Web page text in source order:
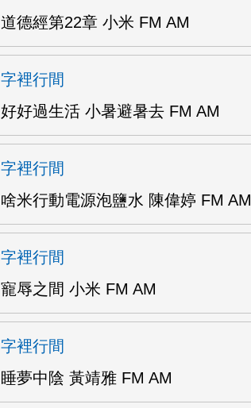
道德經第22章 小米 FM AM
字裡行間
好好過生活 小暑避暑去 FM AM
字裡行間
啥米行動電源泡鹽水 陳偉婷 FM AM
字裡行間
寵辱之間 小米 FM AM
字裡行間
睡夢中陰 黃靖雅 FM AM